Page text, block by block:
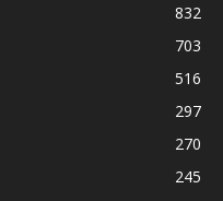
832
703
516
297
270
245